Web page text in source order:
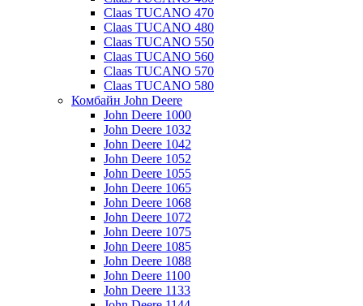
Claas TUCANO 470
Claas TUCANO 480
Claas TUCANO 550
Claas TUCANO 560
Claas TUCANO 570
Claas TUCANO 580
Комбайн John Deere
John Deere 1000
John Deere 1032
John Deere 1042
John Deere 1052
John Deere 1055
John Deere 1065
John Deere 1068
John Deere 1072
John Deere 1075
John Deere 1085
John Deere 1088
John Deere 1100
John Deere 1133